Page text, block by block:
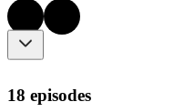
18 episodes